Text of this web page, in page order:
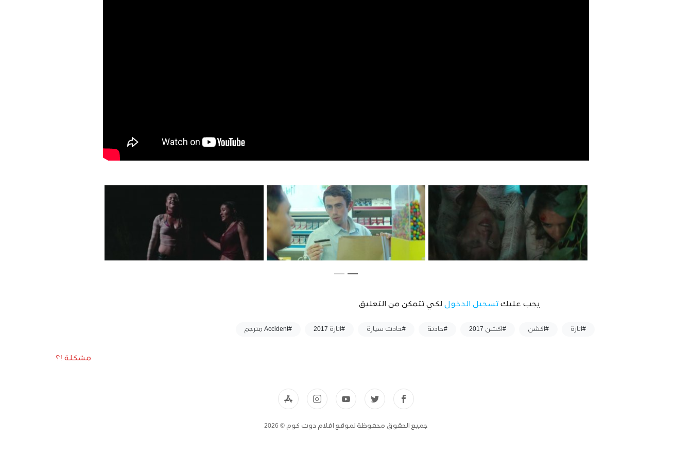
يجب عليك تسجيل الدخول لكي تتمكن من التعليق.
#اثارة #اكشن #اكشن 2017 #حادثة #حادث سيارة #اثارة 2017 #Accident مترجم
مشكلة !؟
جميع الحقوق محفوظة لموقع افلام دوت كوم © 2026